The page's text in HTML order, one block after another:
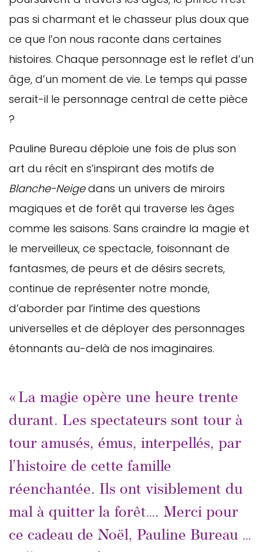
pas si charmant et le chasseur plus doux que
ce que l’on nous raconte dans certaines
histoires. Chaque personnage est le reflet d’un
âge, d’un moment de vie. Le temps qui passe
serait-il le personnage central de cette pièce
?
Pauline Bureau déploie une fois de plus son
art du récit en s’inspirant des motifs de
Blanche-Neigedans un univers de miroirs
magiques et de forêt qui traverse les âges
comme les saisons. Sans craindre la magie et
le merveilleux, ce spectacle, foisonnant de
fantasmes, de peurs et de désirs secrets,
continue de représenter notre monde,
d’aborder par l’intime des questions
universelles et de déployer des personnages
étonnants au-delà de nos imaginaires.
« La magie opère une heure trente
durant. Les spectateurs sont tour à
tour amusés, émus, interpellés, par
l’histoire de cette famille
réenchantée. Ils ont visiblement du
mal à quitter la forêt…. Merci pour
ce cadeau de Noël, Pauline Bureau …